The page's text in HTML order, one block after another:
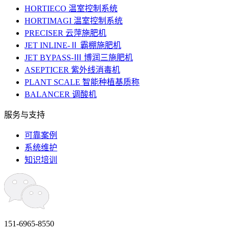
HORTIECO 温室控制系统
HORTIMAGI 温室控制系统
PRECISER 云萍施肥机
JET INLINE-Ⅱ 霸棚施肥机
JET BYPASS-Ⅲ 博润三施肥机
ASEPTICER 紫外线消毒机
PLANT SCALE 智能种植基质称
BALANCER 调酸机
服务与支持
可靠案例
系统维护
知识培训
151-6965-8550